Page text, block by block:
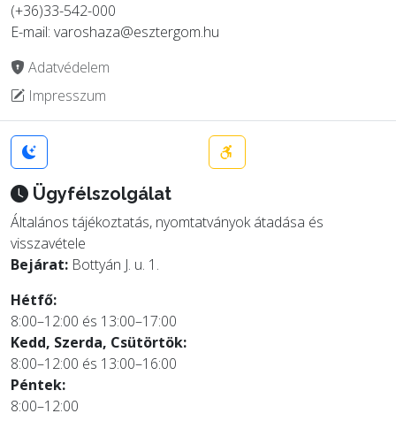
(+36)33-542-000
E-mail: varoshaza@esztergom.hu
Adatvédelem
Impresszum
Ügyfélszolgálat
Általános tájékoztatás, nyomtatványok átadása és
visszavétele
Bejárat: Bottyán J. u. 1.
Hétfő:
8:00–12:00 és 13:00–17:00
Kedd, Szerda, Csütörtök:
8:00–12:00 és 13:00–16:00
Péntek:
8:00–12:00